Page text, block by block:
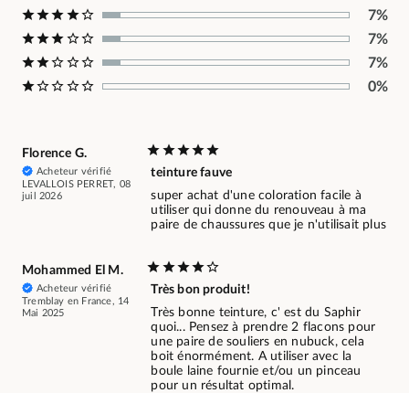
7%
7%
7%
0%
Florence G.
Acheteur vérifié
LEVALLOIS PERRET, 08
juil 2026
teinture fauve
super achat d'une coloration facile à
utiliser qui donne du renouveau à ma
paire de chaussures que je n'utilisait plus
Mohammed El M.
Acheteur vérifié
Tremblay en France, 14
Mai 2025
Très bon produit!
Très bonne teinture, c' est du Saphir
quoi... Pensez à prendre 2 flacons pour
une paire de souliers en nubuck, cela
boit énormément. A utiliser avec la
boule laine fournie et/ou un pinceau
pour un résultat optimal.